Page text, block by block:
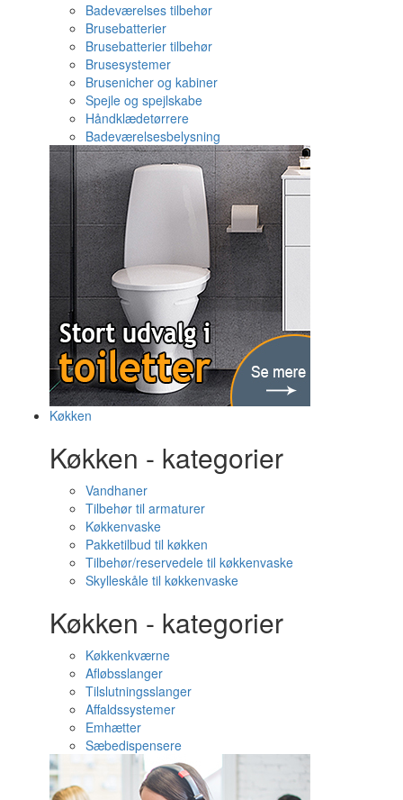
Badeværelses tilbehør
Brusebatterier
Brusebatterier tilbehør
Brusesystemer
Brusenicher og kabiner
Spejle og spejlskabe
Håndklædetørrere
Badeværelsesbelysning
Køkken
Køkken - kategorier
Vandhaner
Tilbehør til armaturer
Køkkenvaske
Pakketilbud til køkken
Tilbehør/reservedele til køkkenvaske
Skylleskåle til køkkenvaske
Køkken - kategorier
Køkkenkværne
Afløbsslanger
Tilslutningsslanger
Affaldssystemer
Emhætter
Sæbedispensere